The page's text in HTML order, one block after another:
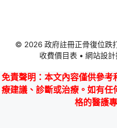
© 2026 政府註冊正骨復位跌
收費價目表 • 網站設
免責聲明 ：本文內容僅供參
療建議、診斷或治療。如有
格的醫護